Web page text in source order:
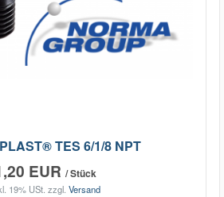
TES 6/1/8 NPT
EUR / Stück
19% USt. zzgl. Versand